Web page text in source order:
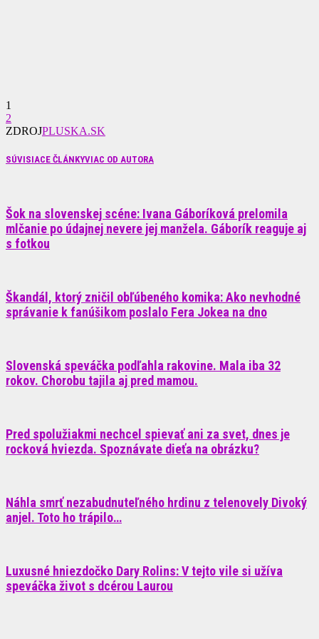
1
2
ZDROJPLUSKA.SK
SÚVISIACE ČLÁNKYVIAC OD AUTORA
Šok na slovenskej scéne: Ivana Gáboríková prelomila
mlčanie po údajnej nevere jej manžela. Gáborík reaguje aj
s fotkou
Škandál, ktorý zničil obľúbeného komika: Ako nevhodné
správanie k fanúšikom poslalo Fera Jokea na dno
Slovenská speváčka podľahla rakovine. Mala iba 32
rokov. Chorobu tajila aj pred mamou.
Pred spolužiakmi nechcel spievať ani za svet, dnes je
rocková hviezda. Spoznávate dieťa na obrázku?
Náhla smrť nezabudnuteľného hrdinu z telenovely Divoký
anjel. Toto ho trápilo…
Luxusné hniezdočko Dary Rolins: V tejto vile si užíva
speváčka život s dcérou Laurou